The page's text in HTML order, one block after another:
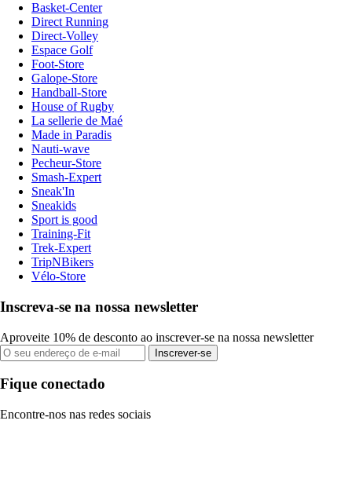
Basket-Center
Direct Running
Direct-Volley
Espace Golf
Foot-Store
Galope-Store
Handball-Store
House of Rugby
La sellerie de Maé
Made in Paradis
Nauti-wave
Pecheur-Store
Smash-Expert
Sneak'In
Sneakids
Sport is good
Training-Fit
Trek-Expert
TripNBikers
Vélo-Store
Inscreva-se na nossa newsletter
Aproveite 10% de desconto ao inscrever-se na nossa newsletter
Inscrever-se
Fique conectado
Encontre-nos nas redes sociais